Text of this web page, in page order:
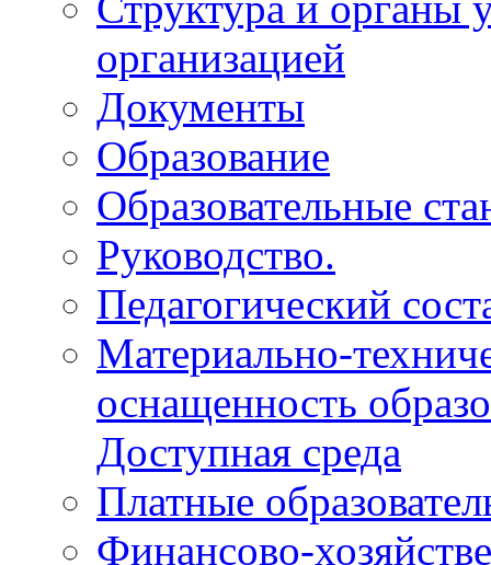
организацией
Документы
Образование
Образовательные
Руководство.
Педагогический
Материально-
оснащенность
Доступная среда
Платные
Финансово-